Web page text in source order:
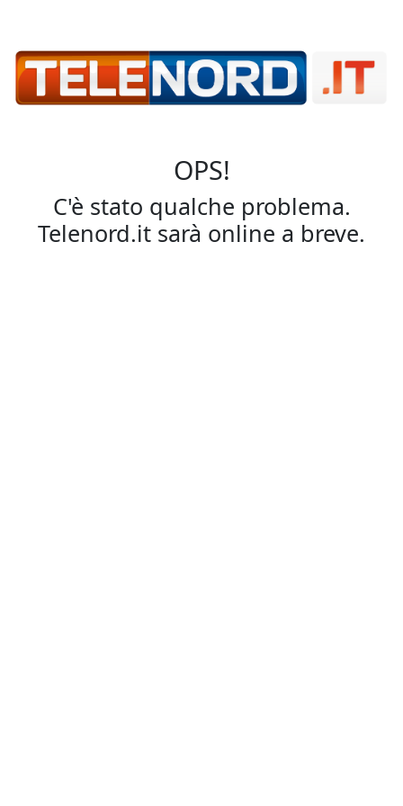
OPS!
C'è stato qualche problema.
Telenord.it sarà online a breve.